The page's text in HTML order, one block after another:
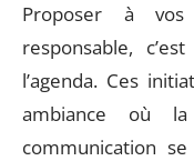
Proposer à
responsable,
l’agenda. Ces
ambiance où
communication